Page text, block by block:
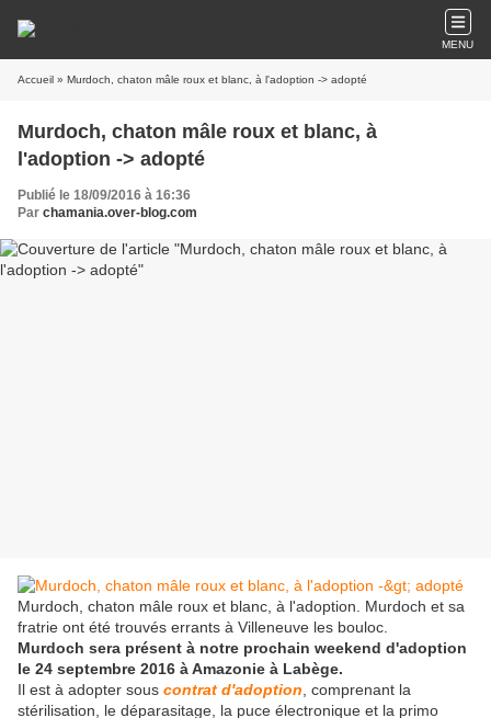
MENU
Accueil » Murdoch, chaton mâle roux et blanc, à l'adoption -> adopté
Murdoch, chaton mâle roux et blanc, à
l'adoption -> adopté
Publié le 18/09/2016 à 16:36
Par chamania.over-blog.com
Murdoch, chaton mâle roux et blanc, à l'adoption. Murdoch et sa
fratrie ont été trouvés errants à Villeneuve les bouloc.
Murdoch sera présent à notre prochain weekend d'adoption
le 24 septembre 2016 à Amazonie à Labège.
Il est à adopter sous contrat d'adoption , comprenant la
stérilisation, le déparasitage, la puce électronique et la primo